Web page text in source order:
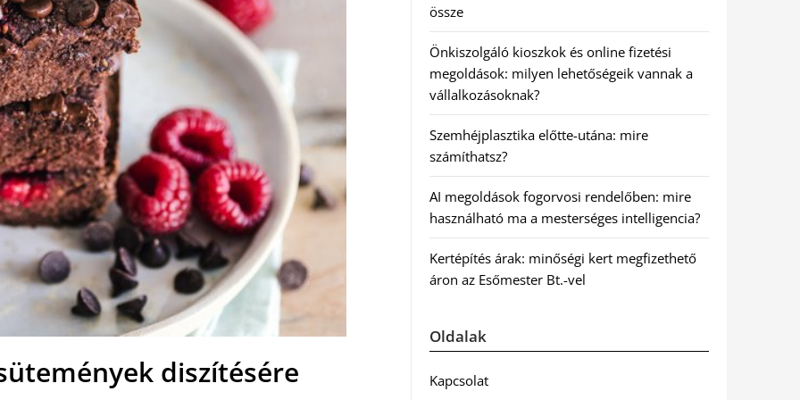
diszítésére
össze
Önkiszolgáló kioszkok és online fizetési
megoldások: milyen lehetőségeik vannak a
vállalkozásoknak?
Szemhéjplasztika előtte-utána: mire
számíthatsz?
AI megoldások fogorvosi rendelőben: mire
használható ma a mesterséges intelligencia?
Kertépítés árak: minőségi kert megfizethető
áron az Esőmester Bt.-vel
Oldalak
Kapcsolat